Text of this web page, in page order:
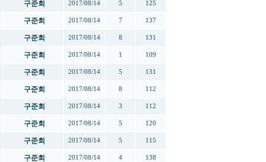
구준회 2017/08/14 5 125
구준회 2017/08/14 7 137
구준회 2017/08/14 8 131
구준회 2017/08/14 1 109
구준회 2017/08/14 5 131
구준회 2017/08/14 8 112
구준회 2017/08/14 3 112
구준회 2017/08/14 5 120
구준회 2017/08/14 5 115
구준회 2017/08/14 4 138